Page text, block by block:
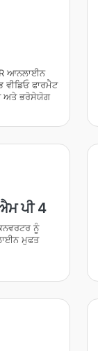
ਆਨਲਾਈਨ
ਫਾਰਮੈਟ
ਅਤੇ ਭਰੋਸੇਯੋਗ
ਪੀ 4
ਨੂੰ
ਮੁਫਤ